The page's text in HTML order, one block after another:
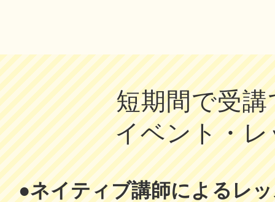
短期間で受
イベント・
●ネイティブ講師によるレ